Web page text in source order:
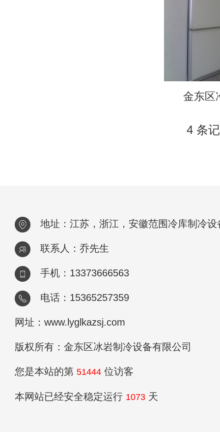
金东区
4 条
地址：江苏，浙江，安徽范围冷库制冷设
联系人：乔先生
手机：13373666563
电话：15365257359
网址：www.lyglkazsj.com
版权所有：金东区冰岩制冷设备有限公司
您是本站的第 51444 位访客
本网站已经安全稳定运行 1073 天